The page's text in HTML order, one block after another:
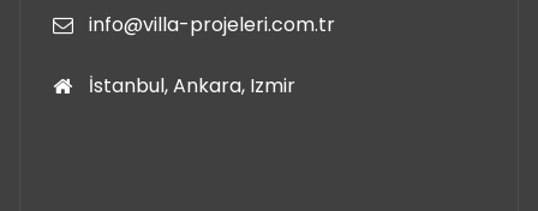
info@villa-projeleri.com.tr
İstanbul, Ankara, Izmir